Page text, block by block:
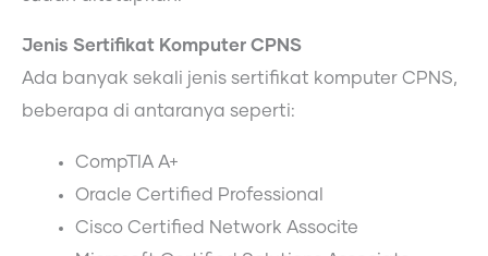
Jenis Sertifikat Komputer CPNS
Ada banyak sekali jenis sertifikat komputer CPNS,
beberapa di antaranya seperti:
CompTIA A+
Oracle Certified Professional
Cisco Certified Network Associte